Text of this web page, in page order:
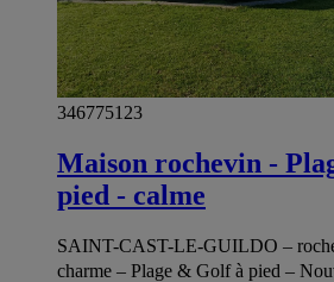
346775123
Maison rochevin -
pied - calme
SAINT-CAST-LE-GUILDO –
charme – Plage & Golf à pied –